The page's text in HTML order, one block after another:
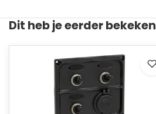
Dit heb je eerder bekeken